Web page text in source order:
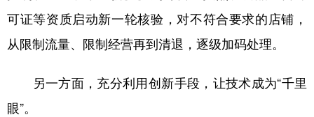
可证等资质启动新一轮核验，对不符合要求的店铺，
从限制流量、限制经营再到清退，逐级加码处理。
另一方面，充分利用创新手段，让技术成为“千里
眼”。